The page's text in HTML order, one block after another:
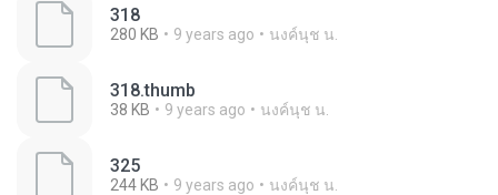
318
280 KB 9 years ago นงค์นุช น.
318.thumb
38 KB 9 years ago นงค์นุช น.
325
244 KB 9 years ago นงค์นุช น.